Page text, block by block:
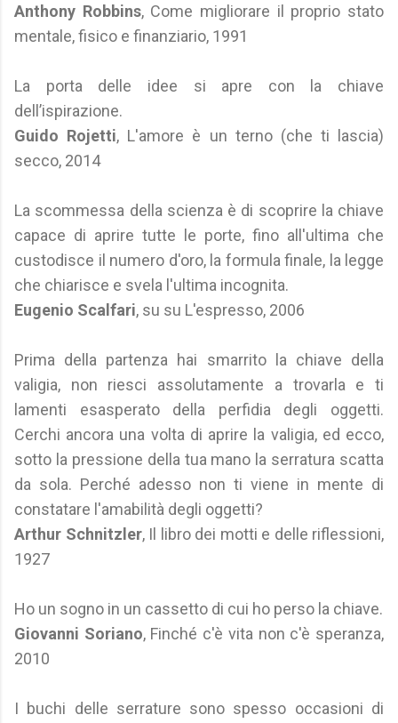
Anthony Robbins, Come migliorare il proprio stato
mentale, fisico e finanziario, 1991
La porta delle idee si apre con la chiave
dell’ispirazione.
Guido Rojetti, L'amore è un terno (che ti lascia)
secco, 2014
La scommessa della scienza è di scoprire la chiave
capace di aprire tutte le porte, fino all'ultima che
custodisce il numero d'oro, la formula finale, la legge
che chiarisce e svela l'ultima incognita.
Eugenio Scalfari, su su L'espresso, 2006
Prima della partenza hai smarrito la chiave della
valigia, non riesci assolutamente a trovarla e ti
lamenti esasperato della perfidia degli oggetti.
Cerchi ancora una volta di aprire la valigia, ed ecco,
sotto la pressione della tua mano la serratura scatta
da sola. Perché adesso non ti viene in mente di
constatare l'amabilità degli oggetti?
Arthur Schnitzler, Il libro dei motti e delle riflessioni,
1927
Ho un sogno in un cassetto di cui ho perso la chiave.
Giovanni Soriano, Finché c'è vita non c'è speranza,
2010
I buchi delle serrature sono spesso occasioni di